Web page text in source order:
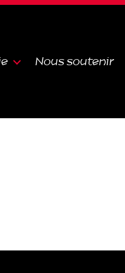
Nous soutenir